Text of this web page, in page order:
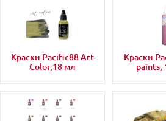
Краски Pacific88 Art
Color,18 мл
Краски
paints,